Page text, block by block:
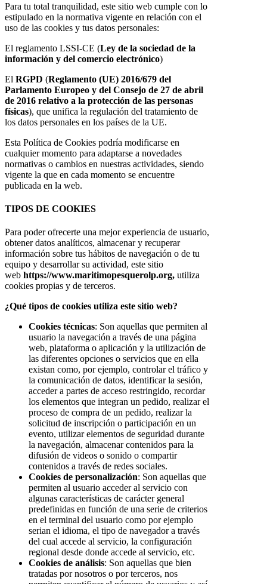
Para tu total tranquilidad, este sitio web cumple con lo
estipulado en la normativa vigente en relación con el
uso de las cookies y tus datos personales:
El reglamento LSSI-CE (Ley de la sociedad de la
información y del comercio electrónico)
El RGPD (Reglamento (UE) 2016/679 del
Parlamento Europeo y del Consejo de 27 de abril
de 2016 relativo a la protección de las personas
físicas), que unifica la regulación del tratamiento de
los datos personales en los países de la UE.
Esta Política de Cookies podría modificarse en
cualquier momento para adaptarse a novedades
normativas o cambios en nuestras actividades, siendo
vigente la que en cada momento se encuentre
publicada en la web.
TIPOS DE COOKIES
Para poder ofrecerte una mejor experiencia de usuario,
obtener datos analíticos, almacenar y recuperar
información sobre tus hábitos de navegación o de tu
equipo y desarrollar su actividad, este sitio
web https://www.maritimopesquerolp.org, utiliza
cookies propias y de terceros.
¿Qué tipos de cookies utiliza este sitio web?
Cookies técnicas: Son aquellas que permiten al
usuario la navegación a través de una página
web, plataforma o aplicación y la utilización de
las diferentes opciones o servicios que en ella
existan como, por ejemplo, controlar el tráfico y
la comunicación de datos, identificar la sesión,
acceder a partes de acceso restringido, recordar
los elementos que integran un pedido, realizar el
proceso de compra de un pedido, realizar la
solicitud de inscripción o participación en un
evento, utilizar elementos de seguridad durante
la navegación, almacenar contenidos para la
difusión de videos o sonido o compartir
contenidos a través de redes sociales.
Cookies de personalización: Son aquellas que
permiten al usuario acceder al servicio con
algunas características de carácter general
predefinidas en función de una serie de criterios
en el terminal del usuario como por ejemplo
serian el idioma, el tipo de navegador a través
del cual accede al servicio, la configuración
regional desde donde accede al servicio, etc.
Cookies de análisis: Son aquellas que bien
tratadas por nosotros o por terceros, nos